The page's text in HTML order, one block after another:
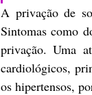
A privação de
Sintomas como
privação. Uma
cardiológicos,
os hipertensos,